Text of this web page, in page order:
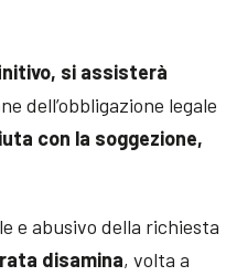
si assisterà
dell’obbligazione legale
con la soggezione,
e abusivo della richiesta
disamina, volta a